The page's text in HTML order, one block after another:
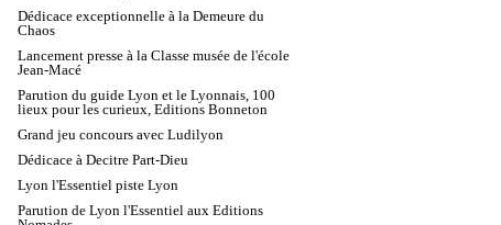
Dédicace exceptionnelle à la Demeure du
Chaos
Lancement presse à la Classe musée de l'école
Jean-Macé
Parution du guide Lyon et le Lyonnais, 100
lieux pour les curieux, Editions Bonneton
Grand jeu concours avec Ludilyon
Dédicace à Decitre Part-Dieu
Lyon l'Essentiel piste Lyon
Parution de Lyon l'Essentiel aux Editions